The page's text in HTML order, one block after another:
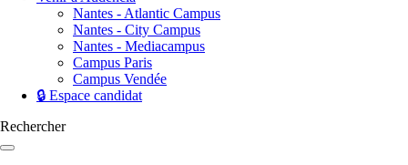
Nantes - Atlantic Campus
Nantes - City Campus
Nantes - Mediacampus
Campus Paris
Campus Vendée
🔒 Espace candidat
Rechercher